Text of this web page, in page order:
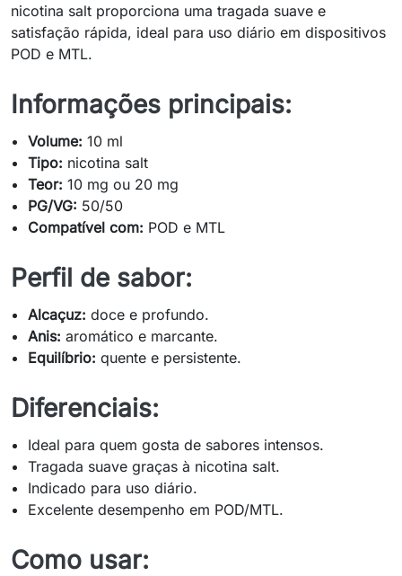
nicotina salt proporciona uma tragada suave e
satisfação rápida, ideal para uso diário em dispositivos
POD e MTL.
Informações principais:
Volume: 10 ml
Tipo: nicotina salt
Teor: 10 mg ou 20 mg
PG/VG: 50/50
Compatível com: POD e MTL
Perfil de sabor:
Alcaçuz: doce e profundo.
Anis: aromático e marcante.
Equilíbrio: quente e persistente.
Diferenciais:
Ideal para quem gosta de sabores intensos.
Tragada suave graças à nicotina salt.
Indicado para uso diário.
Excelente desempenho em POD/MTL.
Como usar: